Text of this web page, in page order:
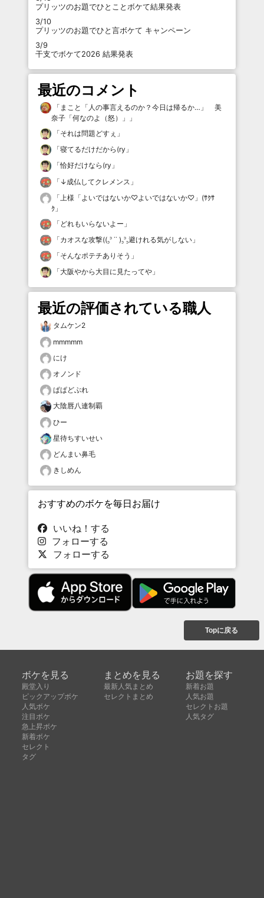
プリッツのお題でひとことボケて結果発表
3/10
プリッツのお題でひと言ボケて キャンペーン
3/9
干支でボケて2026 結果発表
最近のコメント
「 まこと「人の事言えるのか？今日は帰るか…」 美
奈子「何なのよ（怒）」
」
「それは問題どすぇ 」
「寝てるだけだから(ry 」
「恰好だけなら(ry 」
「 ↓成仏してクレメンス 」
「 上様「よいではないか♡よいではないか♡」(ｻｸｻ
ｸ 」
「 どれもいらないよー 」
「カオスな攻撃((꜆꜄ ˙˙ )꜆꜄꜆避けれる気がしない 」
「そんなポテチありそう 」
「大阪やから大目に見たってや 」
最近の評価されている職人
タムケン2
mmmmm
にけ
オノンド
ぱぱどぶれ
大陰唇八連制覇
ひー
星待ちすいせい
どんまい鼻毛
きしめん
おすすめのボケを毎日お届け
いいね！する
フォローする
フォローする
Topに戻る
ボケを見る
殿堂入り
ピックアップボケ
人気ボケ
注目ボケ
急上昇ボケ
新着ボケ
セレクト
タグ
まとめを見る
最新人気まとめ
セレクトまとめ
お題を探す
新着お題
人気お題
セレクトお題
人気タグ